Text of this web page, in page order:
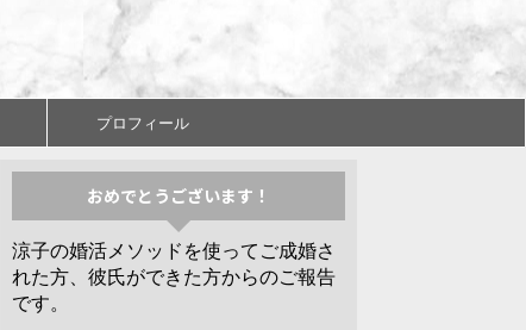
プロフィール
おめでとうございます！
涼子の婚活メソッドを使ってご成婚さ
れた方、彼氏ができた方からのご報告
です。